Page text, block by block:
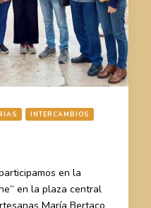
INTERCAMBIOS
en la
en la plaza central